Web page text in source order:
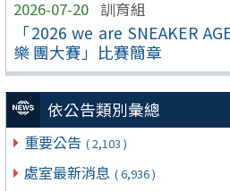
2026-07-20 訓育組
「2026 we are SNEAKER
樂 團大賽」比賽簡章
依公告類別彙總
重要公告 ( 2,103 )
處室最新消息 ( 6,936 )